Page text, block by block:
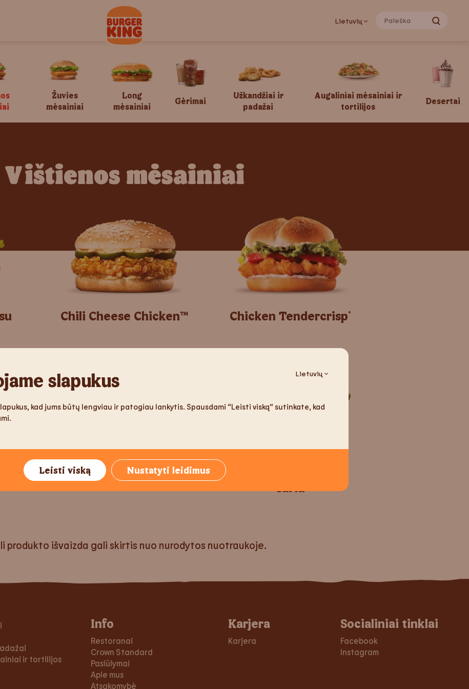
slapukus Lietuvių
kad jums būtų lengviau ir patogiau lankytis. Spausdami “Leisti viską” sutinkate, kad
Leisti viską Nustatyti leidimus
Lietuvių
Žuvies
mėsainiai
Long
mėsainiai
Gėrimai
Užkandžiai ir
padažai
Augaliniai mėsainiai ir
tortilijos
Desertai
Vištienos mėsainiai
Chili Cheese Chicken™ Chicken Tendercrisp®
su
Crispy Chicken™
sūriu
produkto išvaizda gali skirtis nuo nurodytos nuotraukoje.
ir tortilijos
Info
Restoranai
Crown Standard
Pasiūlymai
Apie mus
Atsakomybė
Karjera
Karjera
Socialiniai tinklai
Facebook
Instagram